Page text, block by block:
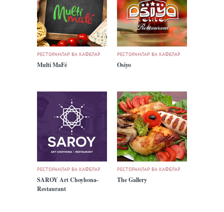
РЕСТОРАНЛАР ВА КАФЕЛАР
Multi MaFé
РЕСТОРАНЛАР ВА КАФЕЛАР
Osiyo
РЕСТОРАНЛАР ВА КАФЕЛАР
SAROY Art Choyhona-
Restaurant
РЕСТОРАНЛАР ВА КАФЕЛАР
The Gallery